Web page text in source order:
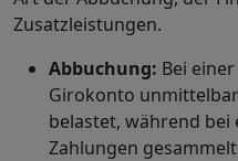
Zusatzleistungen.
Abbuchung: Bei
Girokonto
belastet, während
Zahlungen